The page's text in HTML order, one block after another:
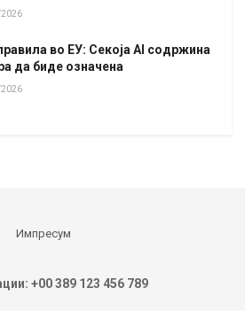
во ЕУ: Секоја AI содржина
да биде означена
Импресум
+00 389 123 456 789